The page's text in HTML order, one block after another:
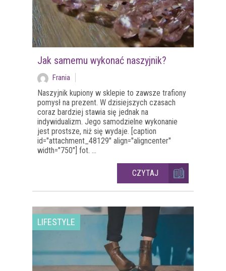
Jak samemu wykonać naszyjnik?
Frania
Naszyjnik kupiony w sklepie to zawsze trafiony
pomysł na prezent. W dzisiejszych czasach
coraz bardziej stawia się jednak na
indywidualizm. Jego samodzielne wykonanie
jest prostsze, niż się wydaje. [caption
id="attachment_48129" align="aligncenter"
width="750"] fot. ...
CZYTAJ
LIFESTYLE